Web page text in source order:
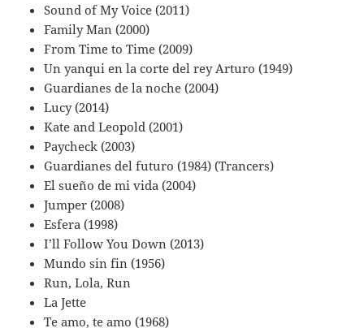
Sound of My Voice (2011)
Family Man (2000)
From Time to Time (2009)
Un yanqui en la corte del rey Arturo (1949)
Guardianes de la noche (2004)
Lucy (2014)
Kate and Leopold (2001)
Paycheck (2003)
Guardianes del futuro (1984) (Trancers)
El sueño de mi vida (2004)
Jumper (2008)
Esfera (1998)
I’ll Follow You Down (2013)
Mundo sin fin (1956)
Run, Lola, Run
La Jette
Te amo, te amo (1968)